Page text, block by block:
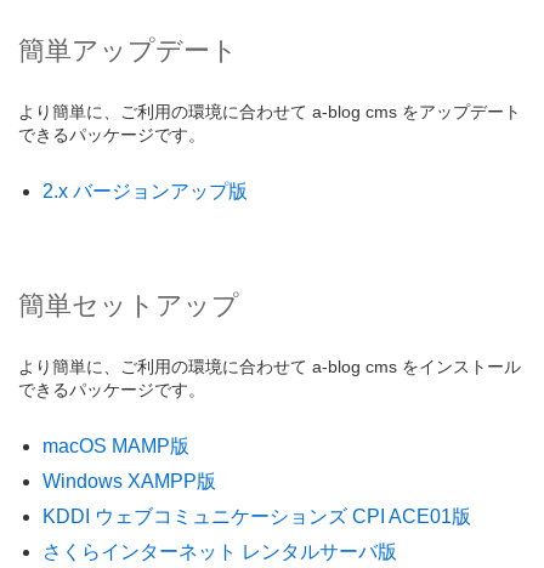
簡単アップデート
より簡単に、ご利用の環境に合わせて a-blog cms をアップデート
できるパッケージです。
2.x バージョンアップ版
簡単セットアップ
より簡単に、ご利用の環境に合わせて a-blog cms をインストール
できるパッケージです。
macOS MAMP版
Windows XAMPP版
KDDI ウェブコミュニケーションズ CPI ACE01版
さくらインターネット レンタルサーバ版